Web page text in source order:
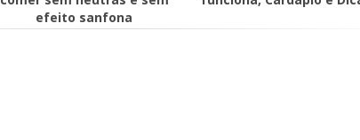
efeito sanfona